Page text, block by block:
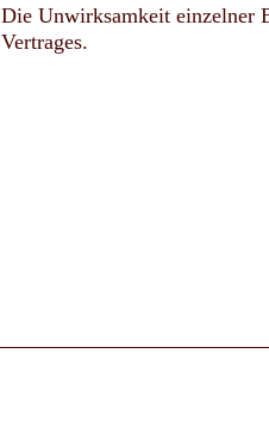
Die Unwirksamkeit einzelner
Vertrages.